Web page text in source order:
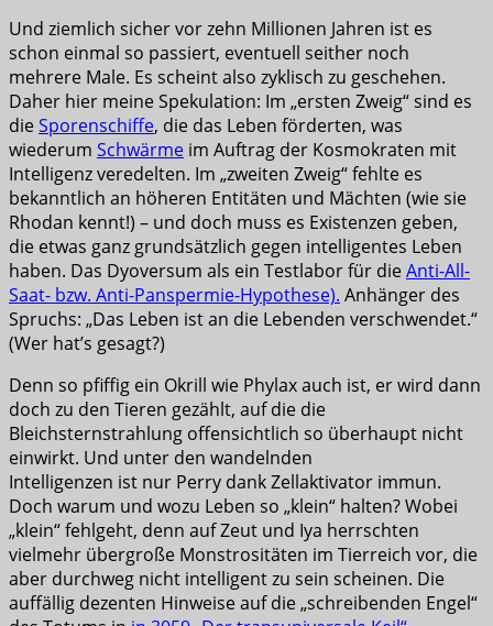
Und ziemlich sicher vor zehn Millionen Jahren ist es
schon einmal so passiert, eventuell seither noch
mehrere Male. Es scheint also zyklisch zu geschehen.
Daher hier meine Spekulation: Im „ersten Zweig“ sind es
dieSporenschiffe, die das Leben förderten, was
wiederum Schwärme im Auftrag der Kosmokraten mit
Intelligenz veredelten. Im „zweiten Zweig“ fehlte es
bekanntlich an höheren Entitäten und Mächten (wie sie
Rhodan kennt!) – und doch muss es Existenzen geben,
die etwas ganz grundsätzlich gegen intelligentes Leben
haben. Das Dyoversum als ein Testlabor für dieAnti-All-
Saat- bzw. Anti-Panspermie-Hypothese). Anhänger des
Spruchs: „Das Leben ist an die Lebenden verschwendet.“
(Wer hat’s gesagt?)
Denn so pfiffig ein Okrill wie Phylax auch ist, er wird dann
doch zu den Tieren gezählt, auf die die
Bleichsternstrahlung offensichtlich so überhaupt nicht
einwirkt. Und unter den wandelnden
Intelligenzen ist nur Perry dank Zellaktivator immun.
Doch warum und wozu Leben so „klein“ halten? Wobei
„klein“ fehlgeht, denn auf Zeut und Iya herrschten
vielmehr übergroße Monstrositäten im Tierreich vor, die
aber durchweg nicht intelligent zu sein scheinen. Die
auffällig dezenten Hinweise auf die „schreibenden Engel“